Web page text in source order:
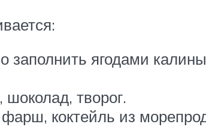
ягодами
творог.
коктейль из